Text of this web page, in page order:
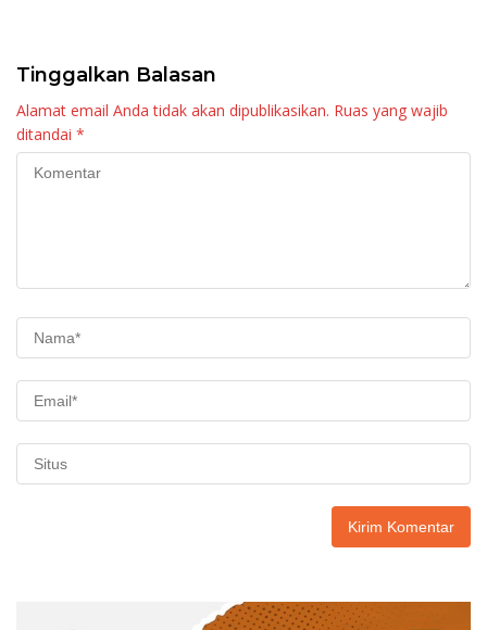
Tinggalkan Balasan
Alamat email Anda tidak akan dipublikasikan. Ruas yang wajib
ditandai *